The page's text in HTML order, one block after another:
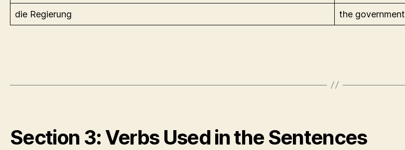
die Regierung the government
Section 3: Verbs Used in the Sentences